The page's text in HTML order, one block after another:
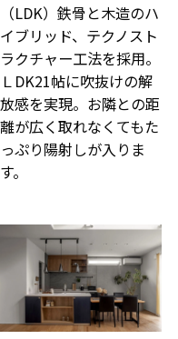
（LDK）鉄骨と木造のハ
イブリッド、テクノスト
ラクチャー工法を採用。
ＬDK21帖に吹抜けの解
放感を実現。お隣との距
離が広く取れなくてもた
っぷり陽射しが入りま
す。